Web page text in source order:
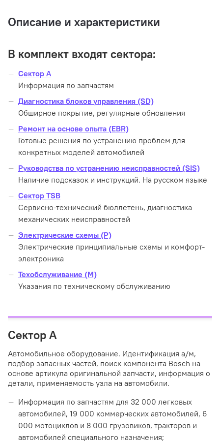
Описание и характеристики
В комплект входят сектора:
Сектор A
Информация по запчастям
Диагностика блоков управления (SD)
Обширное покрытие, регулярные обновления
Ремонт на основе опыта (EBR)
Готовые решения по устранению проблем для
конкретных моделей автомобилей
Руководства по устранению неисправностей (SIS)
Наличие подсказок и инструкций. На русском языке
Сектор TSB
Сервисно-технический бюллетень, диагностика
механических неисправностей
Электрические схемы (P)
Электрические принципиальные схемы и комфорт-
электроника
Техобслуживание (М)
Указания по техническому обслуживанию
Сектор A
Автомобильное оборудование. Идентификация а/м,
подбор запасных частей, поиск компонента Bosch на
основе артикула оригинальной запчасти, информация о
детали, применяемость узла на автомобили.
Информация по запчастям для 32 000 легковых
автомобилей, 19 000 коммерческих автомобилей, 6
000 мотоциклов и 8 000 грузовиков, тракторов и
автомобилей специального назначения;